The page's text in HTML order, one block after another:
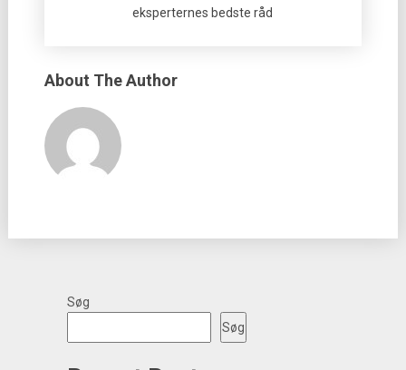
eksperternes bedste råd
About The Author
Søg
Søg